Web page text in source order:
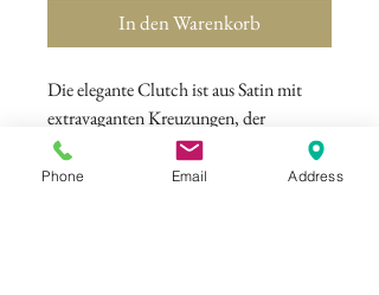
In den Warenkorb
Die elegante Clutch ist aus Satin mit
extravaganten Kreuzungen, der
Verschluss ist mit Strass Steinen verziert.
Material: Satin
Phone Email Address